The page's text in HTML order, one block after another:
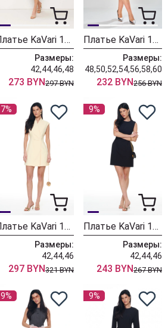
Платье KaVari 1157 коричневый
Размеры:
42,44,46,48
273 BYN297 BYN
Платье KaVari 1149
Размеры:
48,50,52,54,56,58,60
232 BYN256 BYN
7%
Платье KaVari 1139 сливочное масло
Размеры:
42,44,46
297 BYN321 BYN
9%
Платье KaVari 1146 черный
Размеры:
42,44,46
243 BYN267 BYN
9% 9%